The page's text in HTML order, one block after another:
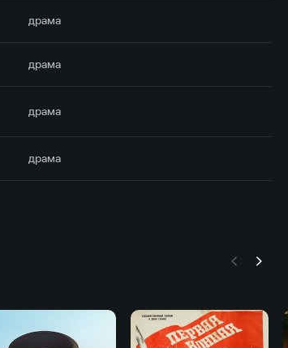
драма
драма
драма
драма